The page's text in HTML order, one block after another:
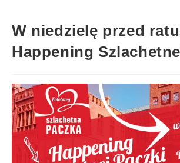
W niedzielę przed
Happening